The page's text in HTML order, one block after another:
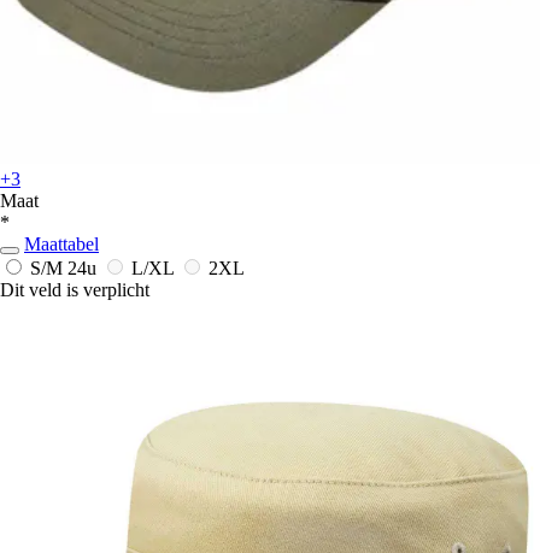
+3
Maat
*
Maattabel
S/M 24u L/XL
2XL
Dit veld is verplicht